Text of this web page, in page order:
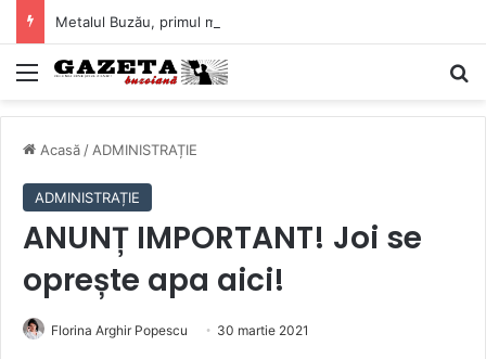
Mediu
Acasă / ADMINISTRAȚIE
ADMINISTRAȚIE
ANUNȚ IMPORTANT! Joi se
oprește apa aici!
Florina Arghir Popescu 30 martie 2021